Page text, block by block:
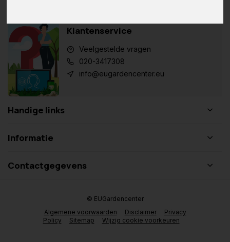
Klantenservice
Veelgestelde vragen
020-3417308
info@eugardencenter.eu
Handige links
Informatie
Contactgegevens
Algemene voorwaarden Disclaimer
Privacy
Policy
Sitemap Wijzig cookie voorkeuren
© EUGardencenter